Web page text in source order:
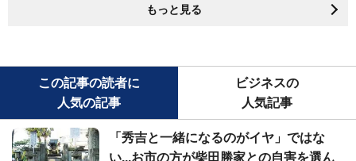
もっと見る
この記事の読者に
人気の記事
ビジネスの
人気記事
「秀吉と一緒になるのがイヤ」ではな
い...お市の方が柴田勝家との自害を選ん